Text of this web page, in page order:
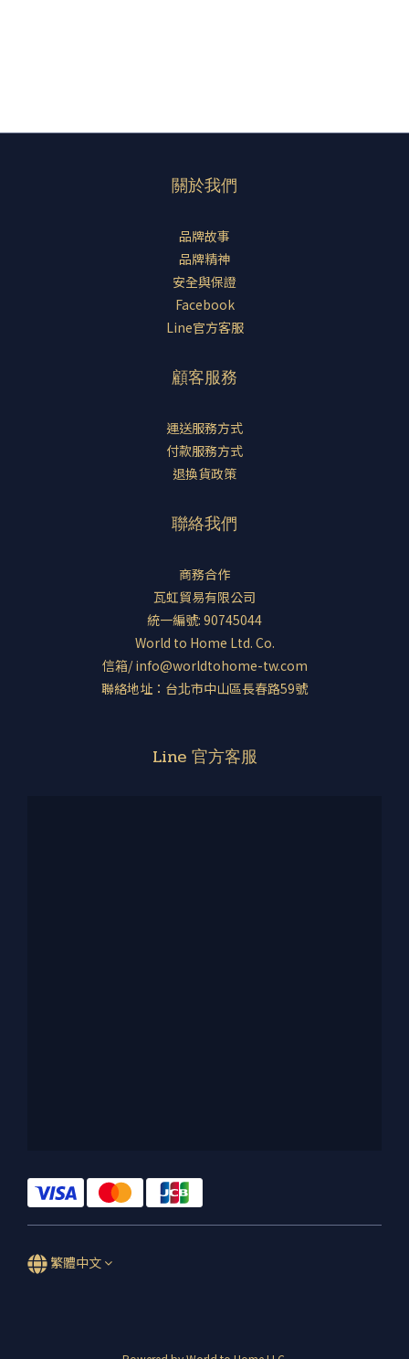
關於我們
品牌故事
品牌精神
安全與保證
Facebook
Line官方客服
顧客服務
運送服務方式
付款服務方式
退換貨政策
聯絡我們
商務合作
瓦虹貿易有限公司
統一編號: 90745044
World to Home Ltd. Co.
信箱/ info@worldtohome-tw.com
聯絡地址：台北市中山區長春路59號
Line 官方客服
繁體中文